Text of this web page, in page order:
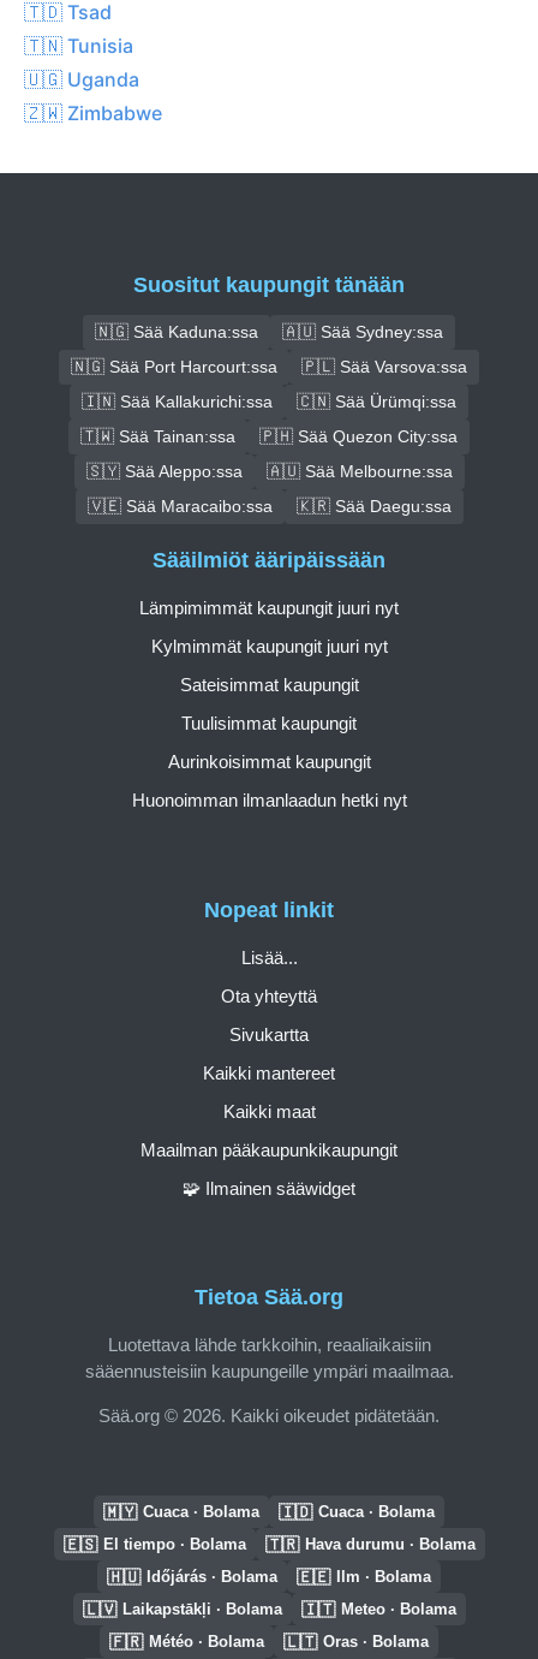
🇹🇩 Tsad
🇹🇳 Tunisia
🇺🇬 Uganda
🇿🇼 Zimbabwe
Suositut kaupungit tänään
🇳🇬 Sää Kaduna:ssa
🇦🇺 Sää Sydney:ssa
🇳🇬 Sää Port Harcourt:ssa
🇵🇱 Sää Varsova:ssa
🇮🇳 Sää Kallakurichi:ssa
🇨🇳 Sää Ürümqi:ssa
🇹🇼 Sää Tainan:ssa
🇵🇭 Sää Quezon City:ssa
🇸🇾 Sää Aleppo:ssa
🇦🇺 Sää Melbourne:ssa
🇻🇪 Sää Maracaibo:ssa
🇰🇷 Sää Daegu:ssa
Tietoa Sää.org
Luotettava lähde tarkkoihin, reaaliaikaisiin
sääennusteisiin kaupungeille ympäri maailmaa.
Sää.org © 2026. Kaikki oikeudet pidätetään.
Nopeat linkit
Lisää...
Ota yhteyttä
Sivukartta
Kaikki mantereet
Kaikki maat
Maailman pääkaupunkikaupungit
🧩 Ilmainen sääwidget
Sääilmiöt ääripäissään
Lämpimimmät kaupungit juuri nyt
Kylmimmät kaupungit juuri nyt
Sateisimmat kaupungit
Tuulisimmat kaupungit
Aurinkoisimmat kaupungit
Huonoimman ilmanlaadun hetki nyt
🇲🇾 Cuaca · Bolama 🇮🇩 Cuaca · Bolama
🇪🇸 El tiempo · Bolama 🇹🇷 Hava durumu · Bolama
🇭🇺 Időjárás · Bolama 🇪🇪 Ilm · Bolama
🇱🇻 Laikapstākļi · Bolama 🇮🇹 Meteo · Bolama
🇫🇷 Météo · Bolama 🇱🇹 Oras · Bolama